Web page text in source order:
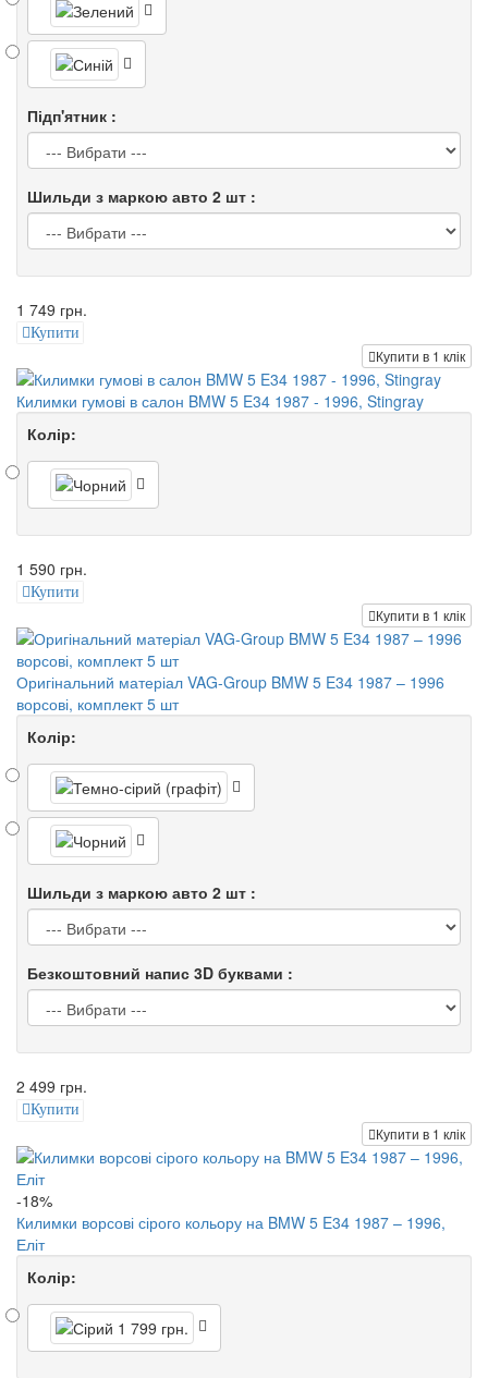
Підп'ятник :
Шильди з маркою авто 2 шт :
1 749 грн.
Купити
Купити в 1 клік
Килимки гумові в салон BMW 5 E34 1987 - 1996, Stingray
Колір:
1 590 грн.
Купити
Купити в 1 клік
Оригінальний матеріал VAG-Group BMW 5 E34 1987 – 1996
ворсові, комплект 5 шт
Колір:
Шильди з маркою авто 2 шт :
Безкоштовний напис 3D буквами :
2 499 грн.
Купити
Купити в 1 клік
-18%
Килимки ворсові сірого кольору на BMW 5 E34 1987 – 1996,
Еліт
Колір: